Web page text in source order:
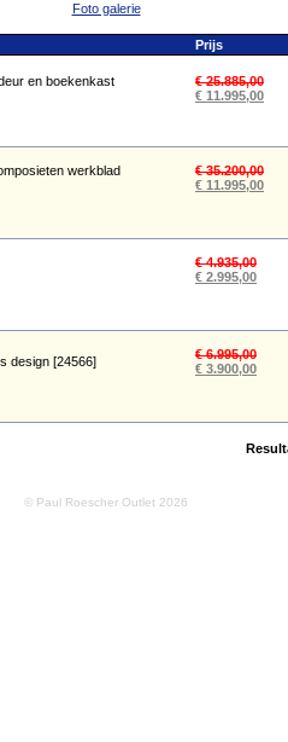
Foto galerie
Prijs
en boekenkast
€ 25.885,00
€ 11.995,00
werkblad
€ 35.200,00
€ 11.995,00
€ 4.935,00
€ 2.995,00
design [24566]
€ 6.995,00
€ 3.900,00
© Paul Roescher Outlet 2026